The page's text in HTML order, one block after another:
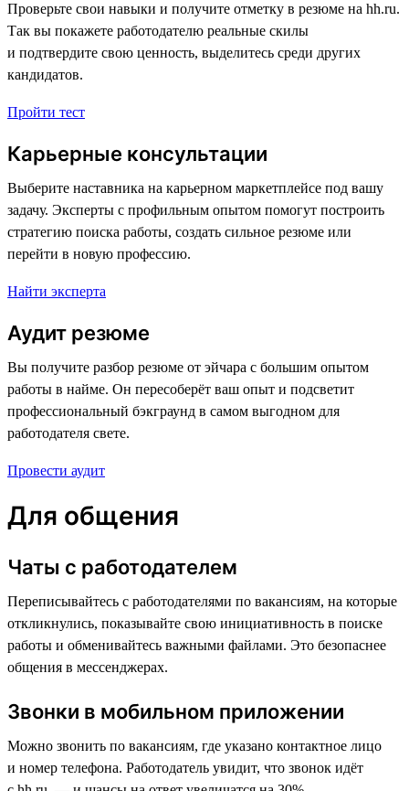
Проверьте свои навыки и получите отметку в резюме на hh.ru.
Так вы покажете работодателю реальные скилы
и подтвердите свою ценность, выделитесь среди других
кандидатов.
Пройти тест
Карьерные консультации
Выберите наставника на карьерном маркетплейсе под вашу
задачу. Эксперты с профильным опытом помогут построить
стратегию поиска работы, создать сильное резюме или
перейти в новую профессию.
Найти эксперта
Аудит резюме
Вы получите разбор резюме от эйчара с большим опытом
работы в найме. Он пересоберёт ваш опыт и подсветит
профессиональный бэкграунд в самом выгодном для
работодателя свете.
Провести аудит
Для общения
Чаты с работодателем
Переписывайтесь с работодателями по вакансиям, на которые
откликнулись, показывайте свою инициативность в поиске
работы и обменивайтесь важными файлами. Это безопаснее
общения в мессенджерах.
Звонки в мобильном приложении
Можно звонить по вакансиям, где указано контактное лицо
и номер телефона. Работодатель увидит, что звонок идёт